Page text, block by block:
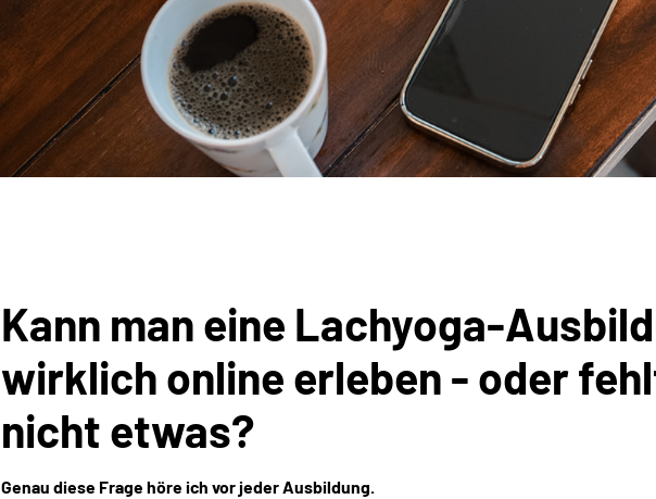
Kann man eine Lachyoga-
wirklich online erleben - oder
nicht etwas?
Genau diese Frage höre ich vor jeder Ausbildung.